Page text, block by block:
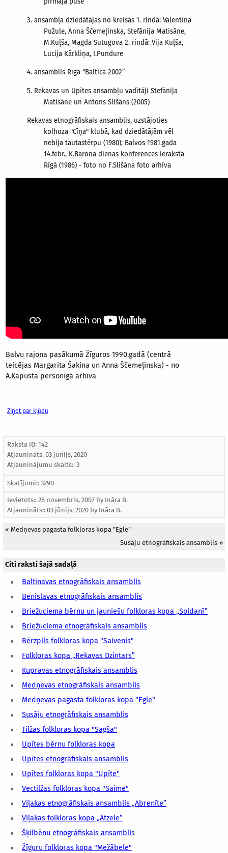
pirmajā pusē”
3. ansambļa dziedātājas no kreisās 1. rindā: Valentīna
Pužule, Anna Ščemeļinska, Stefānija Matisāne,
M.Kuļša, Magda Sutugova 2. rindā: Vija Kuļša,
Lucija Kārkliņa, I.Pundure
4. ansamblis Rīgā “Baltica 2002”
5. Rekavas un Upītes ansambļu vadītāji Stefānija
Matisāne un Antons Slišāns (2005)
Rekavas etnogrāfiskais ansamblis, uzstājoties
kolhoza "Cīņa" klubā, kad dziedātājām vēl
nebija tautastērpu (1980); Balvos 1981.gada
14.febr., K.Barona dienas konferences ierakstā
Rīgā (1986) - foto no F.Slišāna foto arhīva
Balvu rajona pasākumā Žīguros 1990.gadā (centrā
teicējas Margarita Šakina un Anna Ščemeļinska) - no
A.Kapusta personīgā arhīva
Ziņot par kļūdu
Raksta ID: 142
Atjaunināts: 03 jūnijs, 2020
Atjauninājumu skaits:: 3
Skatījumi:: 3290
Ievietots:: 28 novembris, 2007 by Ināra B.
Atjaunināts:: 03 jūnijs, 2020 by Ināra B.
« Medņevas pagasta folkloras kopa "Egle"
Susāju etnogrāfiskais ansamblis »
Citi raksti šajā sadaļā
Baltinavas etnogrāfiskais ansamblis
Benislavas etnogrāfiskais ansamblis
Briežuciema bērnu un jauniešu folkloras kopa „Soldanī”
Briežuciema etnogrāfiskais ansamblis
Bērzpils folkloras kopa "Saivenis"
Folkloras kopa „Rekavas Dzintars”
Kupravas etnogrāfiskais ansamblis
Medņevas etnogrāfiskais ansamblis
Medņevas pagasta folkloras kopa "Egle"
Susāju etnogrāfiskais ansamblis
Tilžas folkloras kopa "Sagša"
Upītes bērnu folkloras kopa
Upītes etnogrāfiskais ansamblis
Upītes folkloras kopa "Upīte''
Vectilžas folkloras kopa "Saime"
Viļakas etnogrāfiskais ansamblis „Abrenīte”
Viļakas folkloras kopa „Atzele”
Šķilbēnu etnogrāfiskais ansamblis
Žīguru folkloras kopa "Mežābele"